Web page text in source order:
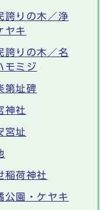
誇りの木／浄
ヤキ
誇りの木／名
モミジ
第址碑
神社
宮址
稲荷神社
公園・ケヤキ